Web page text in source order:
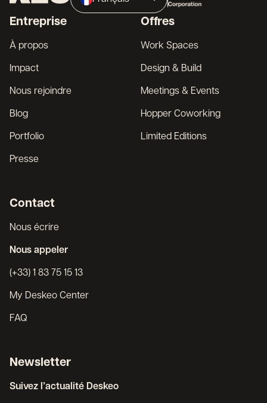
Broker
Entreprise
À propos
Impact
Nous rejoindre
Blog
Portfolio
Presse
Offres
Work Spaces
Design & Build
Meetings & Events
Hopper Coworking
Limited Editions
Contact
Nous écrire
Nous appeler
(+33) 1 83 75 15 13
My Deskeo Center
FAQ
Newsletter
Suivez l’actualité Deskeo